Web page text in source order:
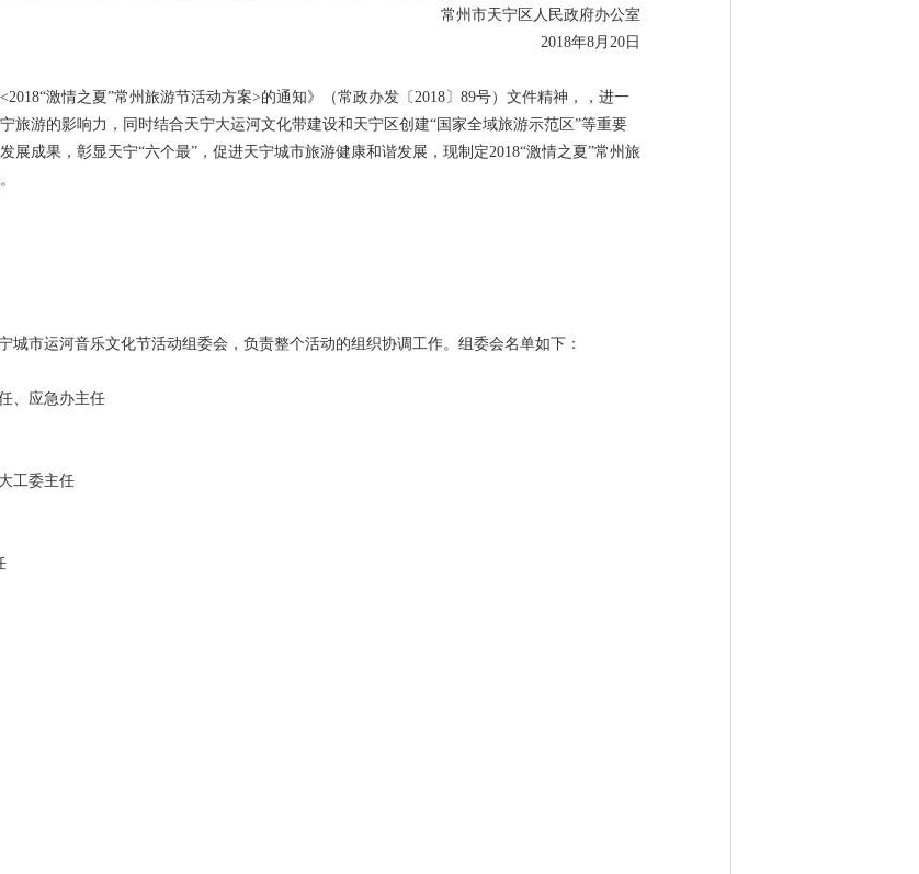
常州市天宁区人民政府办公室
2018年8月20日
激情之夏”常州旅游节活动方案>的通知》（常政办发〔2018〕89号）文件精神，，进一
旅游的影响力，同时结合天宁大运河文化带建设和天宁区创建“国家全域旅游示范区”等重要
展成果，彰显天宁“六个最”，促进天宁城市旅游健康和谐发展，现制定2018“激情之夏”常州旅
城市运河音乐文化节活动组委会，负责整个活动的组织协调工作。组委会名单如下：
、应急办主任
工委主任